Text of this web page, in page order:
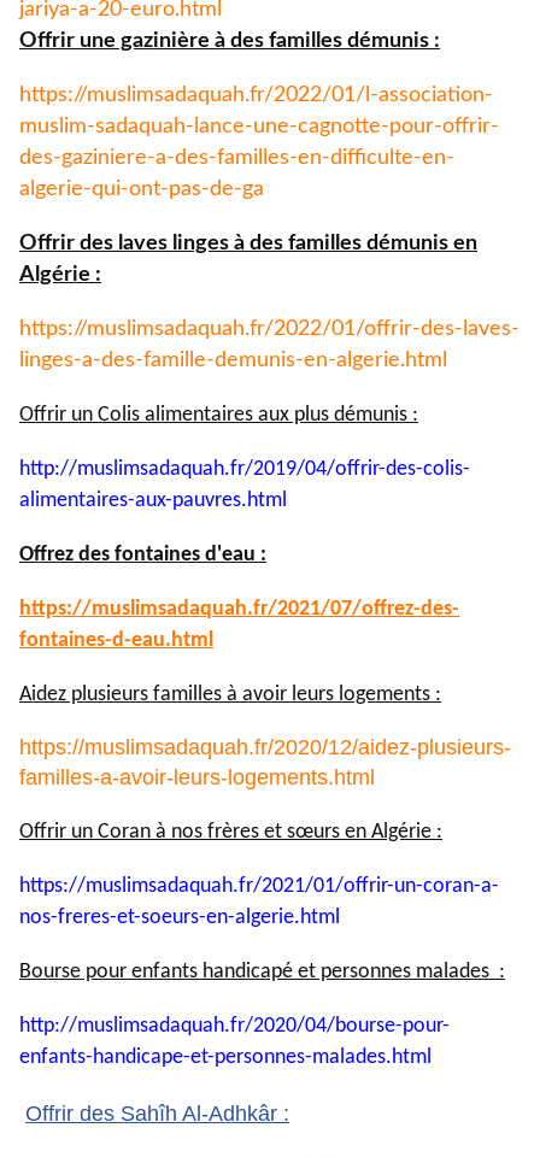
jariya-a-20-euro.html
Offrir une gazinière à des familles démunis :
https://muslimsadaquah.fr/2022/01/l-association-
muslim-sadaquah-lance-une-cagnotte-pour-offrir-
des-gaziniere-a-des-familles-en-difficulte-en-
algerie-qui-ont-pas-de-ga
Offrir des laves linges à des familles démunis en
Algérie :
https://muslimsadaquah.fr/2022/01/offrir-des-laves-
linges-a-des-famille-demunis-en-algerie.html
Offrir un Colis alimentaires aux plus démunis :
http://muslimsadaquah.fr/2019/04/offrir-des-colis-
alimentaires-aux-pauvres.html
Offrez des fontaines d'eau :
https://muslimsadaquah.fr/2021/07/offrez-des-
fontaines-d-eau.html
Aidez plusieurs familles à avoir leurs logements :
https://muslimsadaquah.fr/2020/12/aidez-plusieurs-
familles-a-avoir-leurs-logements.html
Offrir un Coran à nos frères et sœurs en Algérie :
https://muslimsadaquah.fr/2021/01/offrir-un-coran-a-
nos-freres-et-soeurs-en-algerie.html
Bourse pour enfants handicapé et personnes malades :
http://muslimsadaquah.fr/2020/04/bourse-pour-
enfants-handicape-et-personnes-malades.html
Offrir des Sahîh Al-Adhkâr :